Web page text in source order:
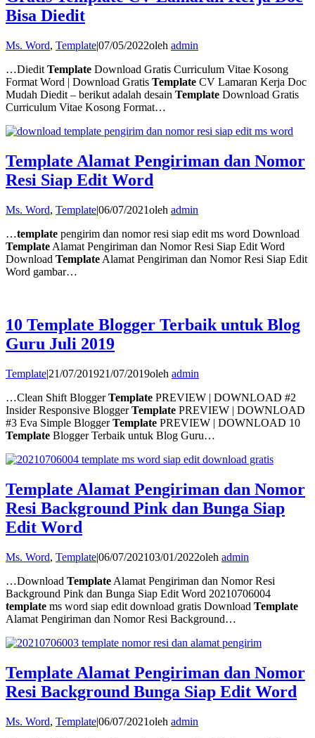
Bisa Diedit
Ms. Word, Template|07/05/2022oleh admin
…Diedit Template Download Gratis Curriculum Vitae Kosong
Format Word | Download Gratis Template CV Lamaran Kerja Doc
Mudah Diedit – berikut adalah desain Template Download Gratis
Curriculum Vitae Kosong Format…
Template Alamat Pengiriman dan Nomor
Resi Siap Edit Word
Ms. Word, Template|06/07/2021oleh admin
…template pengirim dan nomor resi siap edit ms word Download
Template Alamat Pengiriman dan Nomor Resi Siap Edit Word
Download Template Alamat Pengiriman dan Nomor Resi Siap Edit
Word gambar…
10 Template Blogger Terbaik untuk Blog
Guru Juli 2019
Template|21/07/201921/07/2019oleh admin
…Clean Shift BloggerTemplate PREVIEW | DOWNLOAD #2
Insider Responsive BloggerTemplate PREVIEW | DOWNLOAD
#3 Eva Simple BloggerTemplate PREVIEW | DOWNLOAD 10
Template Blogger Terbaik untuk Blog Guru…
Template Alamat Pengiriman dan Nomor
Resi Background Pink dan Bunga Siap
Edit Word
Ms. Word, Template|06/07/202103/01/2022oleh admin
…Download Template Alamat Pengiriman dan Nomor Resi
Background Pink dan Bunga Siap Edit Word 20210706004
template ms word siap edit download gratis Download Template
Alamat Pengiriman dan Nomor Resi Background…
Template Alamat Pengiriman dan Nomor
Resi Background Bunga Siap Edit Word
Ms. Word, Template|06/07/2021oleh admin